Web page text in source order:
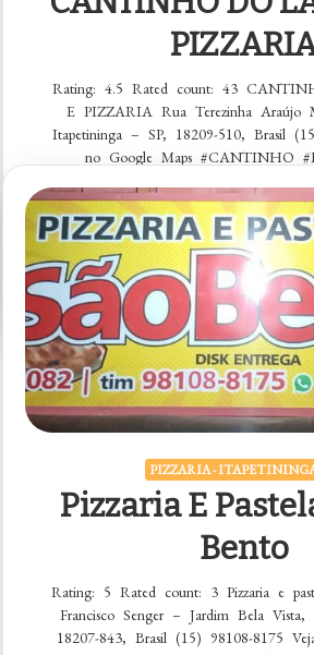
Rating: 4.5 Rated count: 43
E PIZZARIA Rua Terezinha Araújo
Itapetininga – SP, 18209-510, Brasil
no Google Maps #CANTINHO
VER CARDÁPIO
5 comentáriosem
DO
E
PIZZARIA -
Pizzaria E
Bento
Rating: 5 Rated count: 3 Pizzaria e
Francisco Senger – Jardim Bela Vista,
18207-843, Brasil (15) 98108-8175